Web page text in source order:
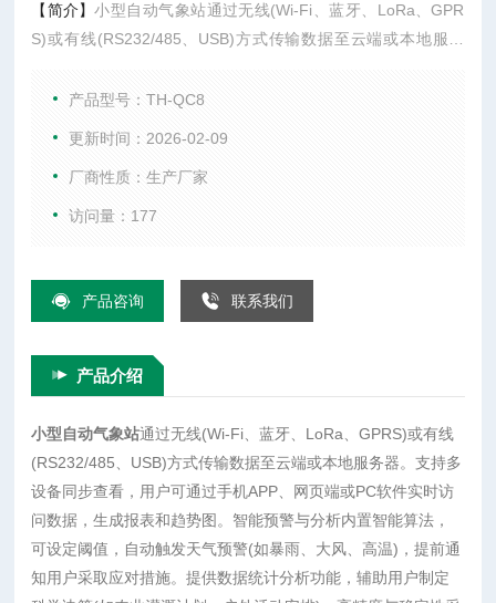
【简介】小型自动气象站通过无线(Wi-Fi、蓝牙、LoRa、GPR
S)或有线(RS232/485、USB)方式传输数据至云端或本地服务
软件实时访问数据，生成报表和趋势图。智能预警与分析内置
助用户制定科学决策(如农业灌溉计划、户外活动安排)
产品型号：TH-QC8
更新时间：2026-02-09
厂商性质：生产厂家
访问量：177
产品咨询 联系我们
产品介绍
小型自动气象站通过无线(Wi-Fi、蓝牙、LoRa、GPRS)或有线
(RS232/485、USB)方式传输数据至云端或本地服务器。支持多
设备同步查看，用户可通过手机APP、网页端或PC软件实时访
问数据，生成报表和趋势图。智能预警与分析内置智能算法，
可设定阈值，自动触发天气预警(如暴雨、大风、高温)，提前通
知用户采取应对措施。提供数据统计分析功能，辅助用户制定